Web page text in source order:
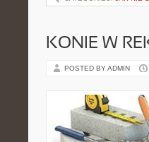
KONIE W
POSTED BY ADMIN